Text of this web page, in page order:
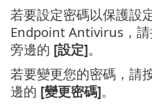
若要設定密碼以保護設
Endpoint Antivirus，
旁邊的 [設定]。
若要變更您的密碼，請
邊的 [變更密碼]。